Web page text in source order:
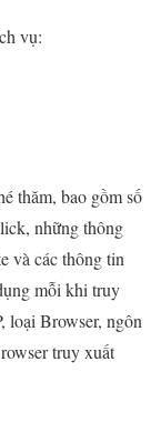
vụ:
thăm, bao gồm số
những thông
và các thông tin
mỗi khi truy
loại Browser, ngôn
truy xuất